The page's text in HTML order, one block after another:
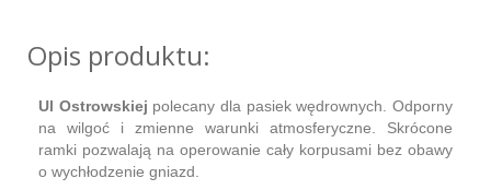
Opis produktu:
Ul Ostrowskiej polecany dla pasiek wędrownych. Odporny
na wilgoć i zmienne warunki atmosferyczne. Skrócone
ramki pozwalają na operowanie cały korpusami bez obawy
o wychłodzenie gniazd.